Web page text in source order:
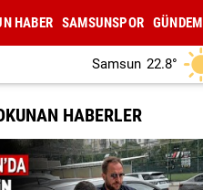
HABER SAMSUNSPOR GÜNDEM
Samsun 22.8°
HABERLER